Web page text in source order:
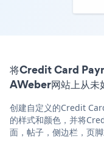
将Credit Card
AWeber网站上从未
创建自定义的Credit
的样式和颜色，并将
面，帖子，侧边栏，页